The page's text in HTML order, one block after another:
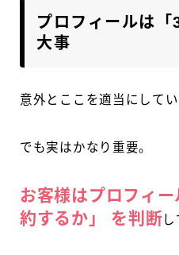
プロフィールは
大事
意外とここを適当にしてい
でも実はかなり重要。
お客様はプロフィ
約するか」 を判断し